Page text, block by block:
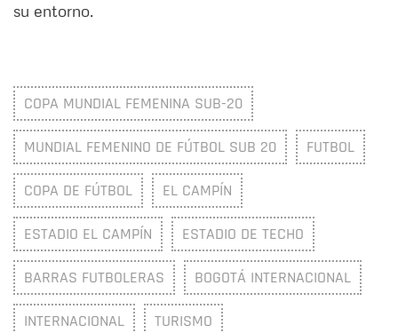
su entorno.
COPA MUNDIAL FEMENINA SUB-20
MUNDIAL FEMENINO DE FÚTBOL SUB 20 FUTBOL
COPA DE FÚTBOL EL CAMPÍN
ESTADIO EL CAMPÍN ESTADIO DE TECHO
BARRAS FUTBOLERAS BOGOTÁ INTERNACIONAL
INTERNACIONAL TURISMO